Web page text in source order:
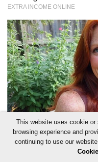
This website uses cookie
browsing experience and
continuing to use our